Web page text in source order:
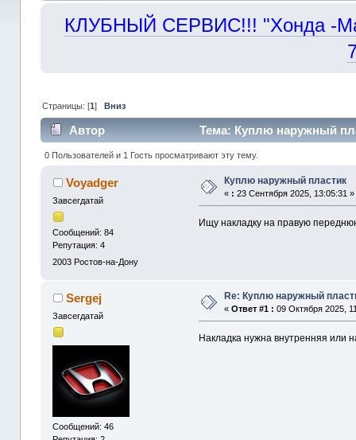
КЛУБНЫЙ СЕРВИС!!! "Хонда -
Страницы: [1] Вниз
Автор Тема: Куплю наружный
0 Пользователей и 1 Гость просматривают эту тему.
Voyadger
Завсегдатай
Сообщений: 84
Репутация: 4
2003 Ростов-на-Дону
Куплю наружный пластик
« : 23 Сентября 2025, 13:05:31 »
Ищу накладку на правую
Sergej
Завсегдатай
Сообщений: 46
Re: Куплю наружный
«Ответ #1 : 09 Октября 2025,
Накладка нужна внутренняя или